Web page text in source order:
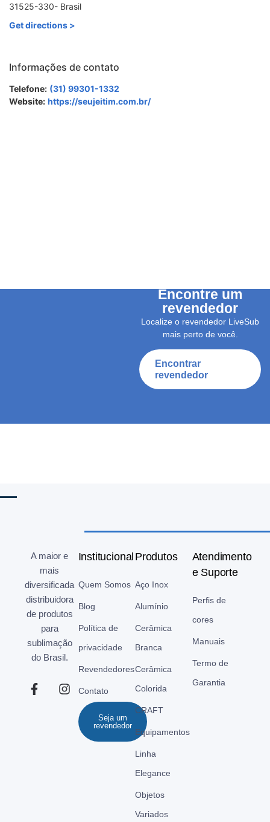
31525-330- Brasil
Get directions >
Informações de contato
Telefone: (31) 99301-1332
Website: https://seujeitim.com.br/
Encontre um
revendedor
Localize o revendedor LiveSub
mais perto de você.
Encontrar
revendedor
A maior e
mais
diversificada
distribuidora
de produtos
para
sublimação
do Brasil.
Institucional
Quem Somos
Blog
Política de
privacidade
Revendedores
Contato
Seja um
revendedor
Produtos
Aço Inox
Alumínio
Cerâmica
Branca
Cerâmica
Colorida
CRAFT
Equipamentos
Linha
Elegance
Objetos
Variados
Atendimento
e Suporte
Perfis de
cores
Manuais
Termo de
Garantia